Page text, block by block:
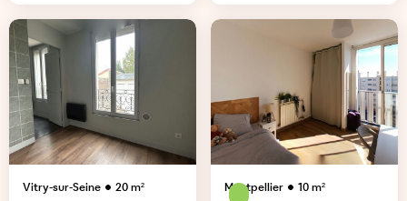
Vitry-sur-Seine 20m² Montpellier 10m²